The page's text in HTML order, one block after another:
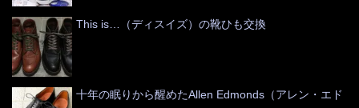
This is…（ディスイズ）の靴ひも交換
十年の眠りから醒めたAllen Edmonds（アレン・エド